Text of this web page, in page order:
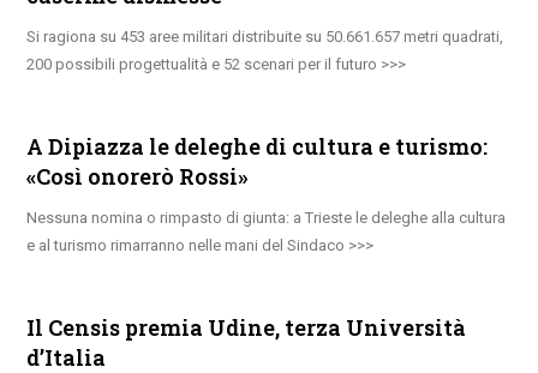
Si ragiona su 453 aree militari distribuite su 50.661.657 metri quadrati,
200 possibili progettualità e 52 scenari per il futuro
A Dipiazza le deleghe di cultura e turismo:
«Così onorerò Rossi»
Nessuna nomina o rimpasto di giunta: a Trieste le deleghe alla cultura
e al turismo rimarranno nelle mani del Sindaco
Il Censis premia Udine, terza Università
d’Italia